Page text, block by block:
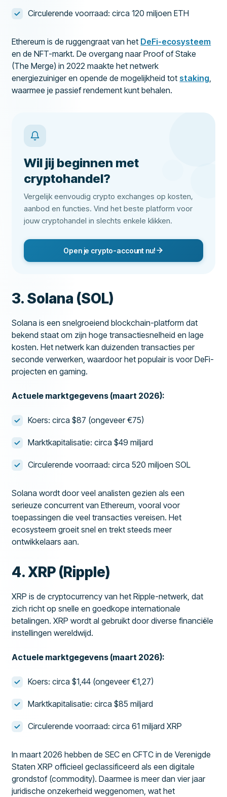
Circulerende voorraad: circa 120 miljoen ETH
Ethereum is de ruggengraat van het DeFi-ecosysteem
en de NFT-markt. De overgang naar Proof of Stake
(The Merge) in 2022 maakte het netwerk
energiezuiniger en opende de mogelijkheid tot staking
waarmee je passief rendement kunt behalen.
Wil jij beginnen met
cryptohandel?
Vergelijk eenvoudig crypto exchanges op kosten,
aanbod en functies. Vind het beste platform voor
jouw cryptohandel in slechts enkele klikken.
Open je crypto-account nu!
3. Solana (SOL)
Solana is een snelgroeiend blockchain-platform dat
bekend staat om zijn hoge transactiesnelheid en lage
kosten. Het netwerk kan duizenden transacties per
seconde verwerken, waardoor het populair is voor DeFi-
projecten en gaming.
Actuele marktgegevens (maart 2026):
Koers: circa $87 (ongeveer €75)
Marktkapitalisatie: circa $49 miljard
Circulerende voorraad: circa 520 miljoen SOL
Solana wordt door veel analisten gezien als een
serieuze concurrent van Ethereum, vooral voor
toepassingen die veel transacties vereisen. Het
ecosysteem groeit snel en trekt steeds meer
ontwikkelaars aan.
4. XRP (Ripple)
XRP is de cryptocurrency van het Ripple-netwerk, dat
zich richt op snelle en goedkope internationale
betalingen. XRP wordt al gebruikt door diverse financiële
instellingen wereldwijd.
Actuele marktgegevens (maart 2026):
Koers: circa $1,44 (ongeveer €1,27)
Marktkapitalisatie: circa $85 miljard
Circulerende voorraad: circa 61 miljard XRP
In maart 2026 hebben de SEC en CFTC in de Verenigde
Staten XRP officieel geclassificeerd als een digitale
grondstof (commodity). Daarmee is meer dan vier jaar
juridische onzekerheid weggenomen, wat het